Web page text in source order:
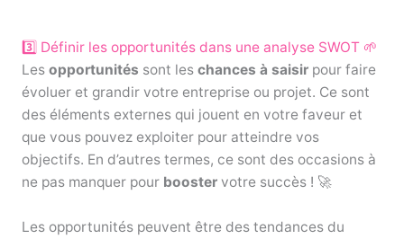
3️⃣ Définir les opportunités dans une analyse SWOT 🌱
Les opportunités sont les chances à saisirpour faire
évoluer et grandir votre entreprise ou projet. Ce sont
des éléments externes qui jouent en votre faveur et
que vous pouvez exploiter pour atteindre vos
objectifs. En d’autres termes, ce sont des occasions à
ne pas manquer pour boostervotre succès ! 🚀
Les opportunités peuvent être des tendances du